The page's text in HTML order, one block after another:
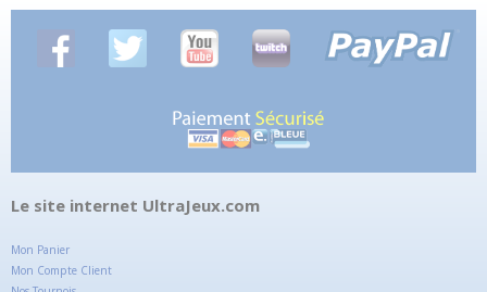
Le site internet UltraJeux.com
Mon Panier
Mon Compte Client